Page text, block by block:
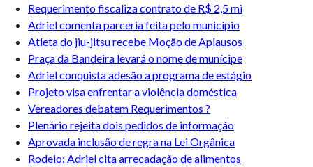
Requerimento fiscaliza contrato de R$ 2,5 mi
Adriel comenta parceria feita pelo município
Atleta do jiu-jitsu recebe Moção de Aplausos
Praça da Bandeira levará o nome de munícipe
Adriel conquista adesão a programa de estágio
Projeto visa enfrentar a violência doméstica
Vereadores debatem Requerimentos ?
Plenário rejeita dois pedidos de informação
Aprovada inclusão de regra na Lei Orgânica
Rodeio: Adriel cita arrecadação de alimentos